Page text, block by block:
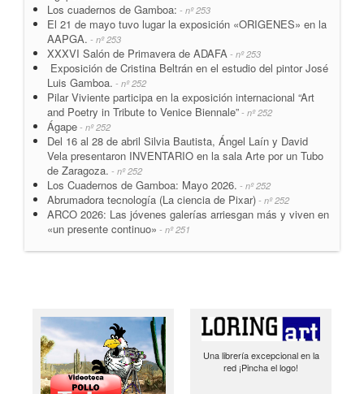
Los cuadernos de Gamboa: - nº 253
El 21 de mayo tuvo lugar la exposición «ORIGENES» en la
AAPGA. - nº 253
XXXVI Salón de Primavera de ADAFA - nº 253
Exposición de Cristina Beltrán en el estudio del pintor José
Luis Gamboa. - nº 252
Pilar Viviente participa en la exposición internacional “Art
and Poetry in Tribute to Venice Biennale” - nº 252
Ágape - nº 252
Del 16 al 28 de abril Silvia Bautista, Ángel Laín y David
Vela presentaron INVENTARIO en la sala Arte por un Tubo
de Zaragoza. - nº 252
Los Cuadernos de Gamboa: Mayo 2026. - nº 252
Abrumadora tecnología (La ciencia de Pixar) - nº 252
ARCO 2026: Las jóvenes galerías arriesgan más y viven en
«un presente continuo» - nº 251
Una librería excepcional en la
red ¡Pincha el logo!